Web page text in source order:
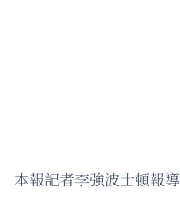
本報記者李強波士頓報導